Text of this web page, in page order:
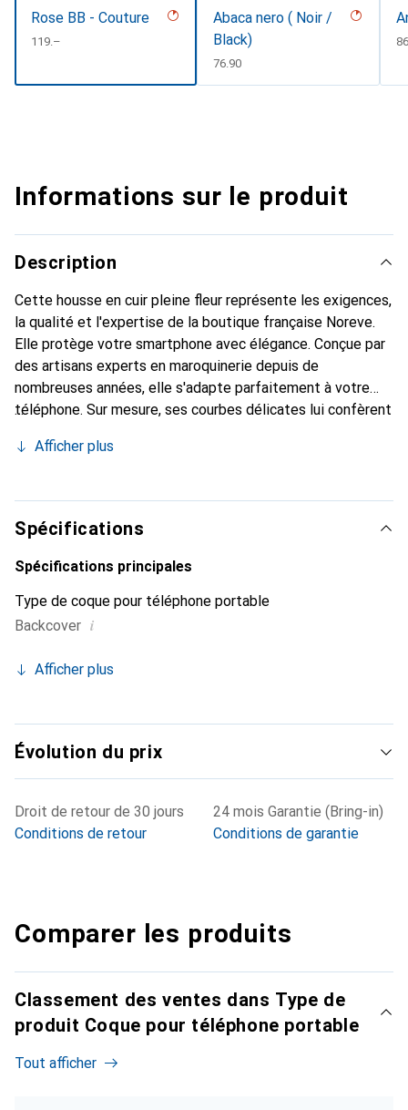
Rose BB - Couture
CHF
119.–
Abaca nero ( Noir /
Black)
CHF
76.90
Informations sur le produit
Description
Cette housse en cuir pleine fleur représente les exigences,
la qualité et l'expertise de la boutique française Noreve.
Elle protège votre smartphone avec élégance. Conçue par
des artisans experts en maroquinerie depuis de
nombreuses années, elle s'adapte parfaitement à votre
téléphone. Sur mesure, ses courbes délicates lui confèrent
et indispensable pour votre smartphone. Reconnaître
marque Noreve est un choix sûr pour une clientèle
exigeante.
Afficher plus
Spécifications
Spécifications principales
Type de coque pour téléphone portable
Backcover i
Afficher plus
Évolution du prix
Droit de retour de 30 jours
Conditions de retour
24 mois Garantie (Bring-in)
Conditions de garantie
Comparer les produits
Classement des ventes dans Type de
produit Coque pour téléphone portable
Tout afficher